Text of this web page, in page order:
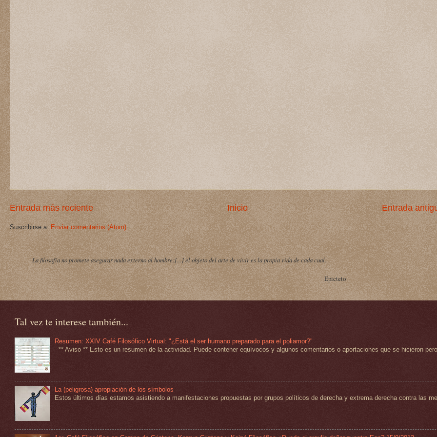
Entrada más reciente Entrada
Inicio
Suscribirse a:Enviar comentarios (Atom)
La filosofía no promete asegurar nada externo al hombre:[...] el objeto del arte de vivir es la propia vida de cada cual.
Epicteto
Tal vez te interese también...
Resumen: XXIV Café Filosófico Virtual: "¿Está el ser humano preparado para el poliamor?"
** Aviso ** Esto es un resumen de la actividad. Puede contener equívocos y algunos comentarios o aportaciones que se hicieron
La (peligrosa) apropiación de los símbolos
Estos últimos días estamos asistiendo a manifestaciones propuestas por grupos políticos de derecha y extrema derecha contra las